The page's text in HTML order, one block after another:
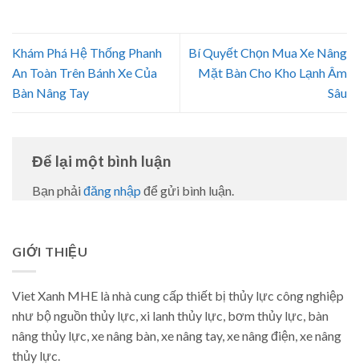
Khám Phá Hệ Thống Phanh
An Toàn Trên Bánh Xe Của
Bàn Nâng Tay
Bí Quyết Chọn Mua Xe Nâng
Mặt Bàn Cho Kho Lạnh Âm
Sâu
Để lại một bình luận
Bạn phải đăng nhập để gửi bình luận.
GIỚI THIỆU
Viet Xanh MHE là nhà cung cấp thiết bị thủy lực công nghiệp
như bộ nguồn thủy lực, xi lanh thủy lực, bơm thủy lực, bàn
nâng thủy lực, xe nâng bàn, xe nâng tay, xe nâng điện, xe nâng
thủy lực.